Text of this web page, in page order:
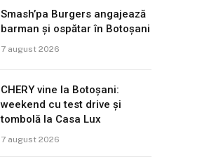
Smash’pa Burgers angajează
barman și ospătar în Botoșani
7 august 2026
CHERY vine la Botoșani:
weekend cu test drive și
tombolă la Casa Lux
7 august 2026